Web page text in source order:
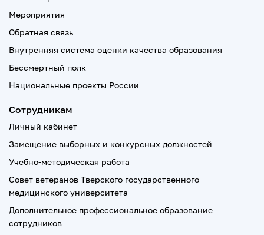
Мероприятия
Обратная связь
Внутренняя система оценки качества образования
Бессмертный полк
Национальные проекты России
Сотрудникам
Личный кабинет
Замещение выборных и конкурсных должностей
Учебно-методическая работа
Совет ветеранов Тверского государственного
медицинского университета
Дополнительное профессиональное образование
сотрудников